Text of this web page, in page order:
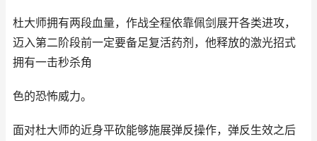
杜大师拥有两段血量，作战全程依靠佩剑展开各类进攻，
迈入第二阶段前一定要备足复活药剂，他释放的激光招式
拥有一击秒杀角
色的恐怖威力。
面对杜大师的近身平砍能够施展弹反操作，弹反生效之后